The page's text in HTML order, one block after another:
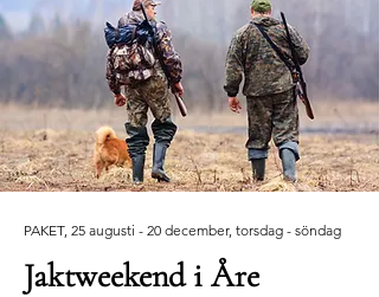
PAKET, 25 augusti - 20 december, torsdag - söndag
Jaktweekend i Åre